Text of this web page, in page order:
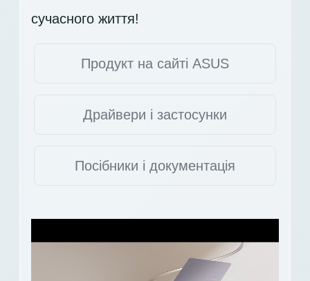
сучасного життя!
Продукт на сайті ASUS
Драйвери і застосунки
Посібники і документація